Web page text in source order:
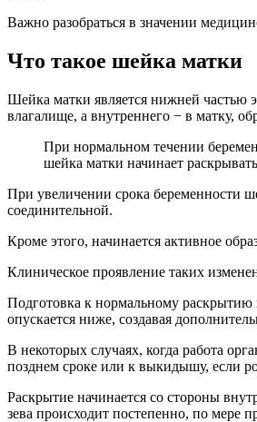
Важно разобраться в значении
Что такое шейка матки
Шейка матки является нижней частью
влагалище, а внутреннего − в матку,
При нормальном течении
шейка матки начинает
При увеличении срока беременности
соединительной.
Кроме этого, начинается активное
Клиническое проявление таких
Подготовка к нормальному раскрытию
опускается ниже, создавая
В некоторых случаях, когда работа
позднем сроке или к выкидышу, если
Раскрытие начинается со стороны
зева происходит постепенно, по мере